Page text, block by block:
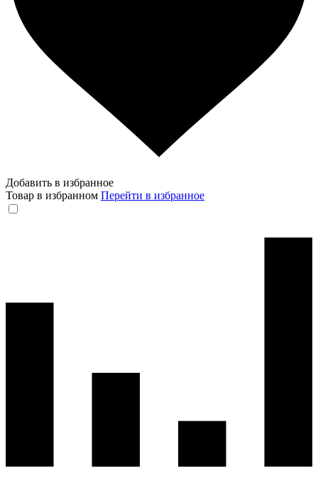
Добавить в избранное
Товар в избранном Перейти в избранное